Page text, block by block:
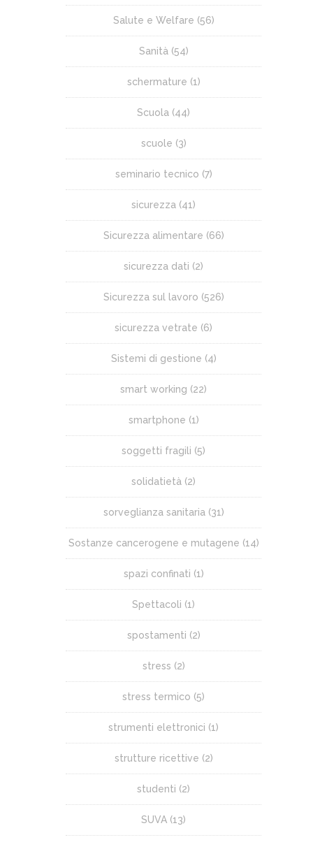
Salute e Welfare (56)
Sanità (54)
schermature (1)
Scuola (44)
scuole (3)
seminario tecnico (7)
sicurezza (41)
Sicurezza alimentare (66)
sicurezza dati (2)
Sicurezza sul lavoro (526)
sicurezza vetrate (6)
Sistemi di gestione (4)
smart working (22)
smartphone (1)
soggetti fragili (5)
solidatietà (2)
sorveglianza sanitaria (31)
Sostanze cancerogene e mutagene (14)
spazi confinati (1)
Spettacoli (1)
spostamenti (2)
stress (2)
stress termico (5)
strumenti elettronici (1)
strutture ricettive (2)
studenti (2)
SUVA (13)